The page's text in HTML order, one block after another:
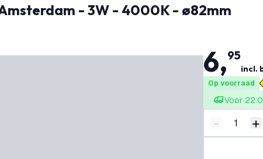
- 3W - 4000K - ø82mm
6,95
incl.
Op voorraad
Voor
Verminder
- +